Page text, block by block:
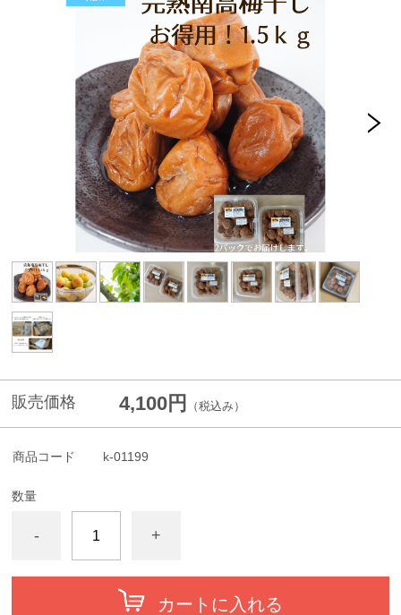
販売価格 4,100円 （税込み）
商品コード k-01199
数量
- +
カートに入れる